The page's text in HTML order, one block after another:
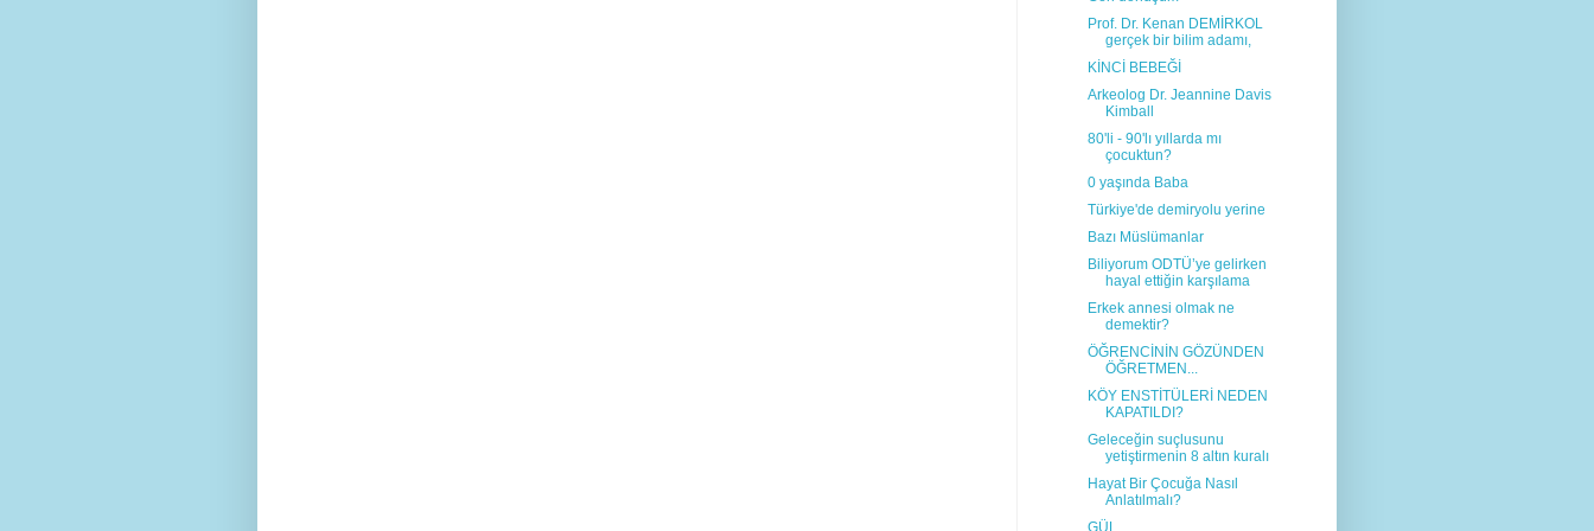
Prof. Dr. Kenan DEMİRKOL
gerçek bir bilim adamı,
KİNCİ BEBEĞİ
Arkeolog Dr. Jeannine Davis
Kimball
80'li - 90'lı yıllarda mı
çocuktun?
0 yaşında Baba
Türkiye'de demiryolu yerine
Bazı Müslümanlar
Biliyorum ODTÜ’ye gelirken
hayal ettiğin karşılama
Erkek annesi olmak ne
demektir?
ÖĞRENCİNİN GÖZÜNDEN
ÖĞRETMEN...
KÖY ENSTİTÜLERİ NEDEN
KAPATILDI?
Geleceğin suçlusunu
yetiştirmenin 8 altın kuralı
Hayat Bir Çocuğa Nasıl
Anlatılmalı?
GÜL